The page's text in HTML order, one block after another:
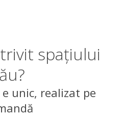
spațiului
unic, realizat pe